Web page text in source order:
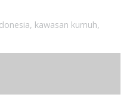
, kawasan kumuh,